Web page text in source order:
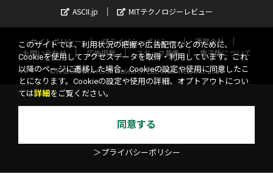
ASCII.jp
MITテクノロジーレビュー
サイトポリシー プライバシーポリシー
運営会社
お問い合わせ
広告掲載 スタッフ募集
電子版について
©KADOKAWA ASCII Research Laboratories, Inc. 2026
このサイトでは、利用状況の把握や広告配信などのために、
Cookieを使用してアクセスデータを取得・利用しています。これ
以降のページに遷移した場合、Cookieの設定や使用に同意したこ
とになります。Cookieの設定や使用の詳細、オプトアウトについ
ては詳細 をご覧ください。
同意する
＞プライバシーポリシー